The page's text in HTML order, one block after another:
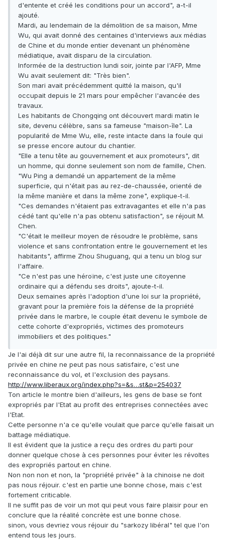
d'entente et créé les conditions pour un accord", a-t-il
ajouté.
Mardi, au lendemain de la démolition de sa maison, Mme
Wu, qui avait donné des centaines d'interviews aux médias
de Chine et du monde entier devenant un phénomène
médiatique, avait disparu de la circulation.
Informée de la destruction lundi soir, jointe par l'AFP, Mme
Wu avait seulement dit: "Très bien".
Son mari avait précédemment quitté la maison, qu'il
occupait depuis le 21 mars pour empêcher l'avancée des
travaux.
Les habitants de Chongqing ont découvert mardi matin le
site, devenu célèbre, sans sa fameuse "maison-île". La
popularité de Mme Wu, elle, reste intacte dans la foule qui
se presse encore autour du chantier.
"Elle a tenu tête au gouvernement et aux promoteurs", dit
un homme, qui donne seulement son nom de famille, Chen.
"Wu Ping a demandé un appartement de la même
superficie, qui n'était pas au rez-de-chaussée, orienté de
la même manière et dans la même zone", explique-t-il.
"Ces demandes n'étaient pas extravagantes et elle n'a pas
cédé tant qu'elle n'a pas obtenu satisfaction", se réjouit M.
Chen.
"C'était le meilleur moyen de résoudre le problème, sans
violence et sans confrontation entre le gouvernement et les
habitants", affirme Zhou Shuguang, qui a tenu un blog sur
l'affaire.
"Ce n'est pas une héroïne, c'est juste une citoyenne
ordinaire qui a défendu ses droits", ajoute-t-il.
Deux semaines après l'adoption d'une loi sur la propriété,
gravant pour la première fois la défense de la propriété
privée dans le marbre, le couple était devenu le symbole de
cette cohorte d'expropriés, victimes des promoteurs
immobiliers et des politiques."
Je l'ai déjà dit sur une autre fil, la reconnaissance de la propriété
privée en chine ne peut pas nous satisfaire, c'est une
reconnaissance du vol, et l'exclusion des paysans.
http://www.liberaux.org/index.php?s=&s…st&p=254037
Ton article le montre bien d'ailleurs, les gens de base se font
expropriés par l'Etat au profit des entreprises connectées avec
l'Etat.
Cette personne n'a ce qu'elle voulait que parce qu'elle faisait un
battage médiatique.
Il est évident que la justice a reçu des ordres du parti pour
donner quelque chose à ces personnes pour éviter les révoltes
des expropriés partout en chine.
Non non non et non, la "propriété privée" à la chinoise ne doit
pas nous réjouir. c'est en partie une bonne chose, mais c'est
fortement criticable.
Il ne suffit pas de voir un mot qui peut vous faire plaisir pour en
conclure que la réalité concrète est une bonne chose.
sinon, vous devriez vous réjouir du "sarkozy libéral" tel que l'on
entend tous les jours.